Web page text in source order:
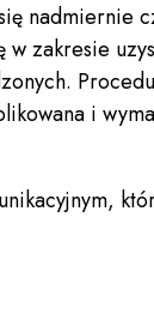
nadmiernie
w zakresie
i